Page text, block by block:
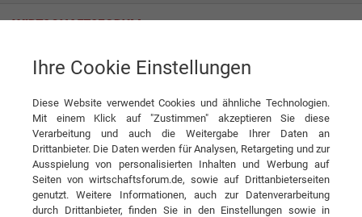
LAUX GmbH Innovation mit Geschmack
Interview LAUX GmbH
DIESEN ARTIKEL EMPFEHLEN
Innovation mit Geschmack
Ihre Cookie Einstellungen
Diese Website verwendet Cookies und ähnliche Technologien.
Mit einem Klick auf "Zustimmen" akzeptieren Sie diese
Verarbeitung und auch die Weitergabe Ihrer Daten an
Drittanbieter. Die Daten werden für Analysen, Retargeting und zur
Ausspielung von personalisierten Inhalten und Werbung auf
Seiten von wirtschaftsforum.de, sowie auf Drittanbieterseiten
genutzt. Weitere Informationen, auch zur Datenverarbeitung
durch Drittanbieter, finden Sie in den Einstellungen sowie in